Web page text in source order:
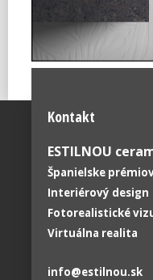
Kontakt
ESTILNOU
Španielske
Interiérový design
Fotorealistické
Virtuálna realita
info@estilnou.sk